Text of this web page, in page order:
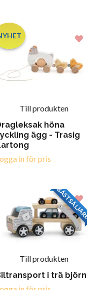
Till produkten
höna
ägg - Trasig
in för pris
BÄSTSÄLJARE
Till produkten
i trä björn